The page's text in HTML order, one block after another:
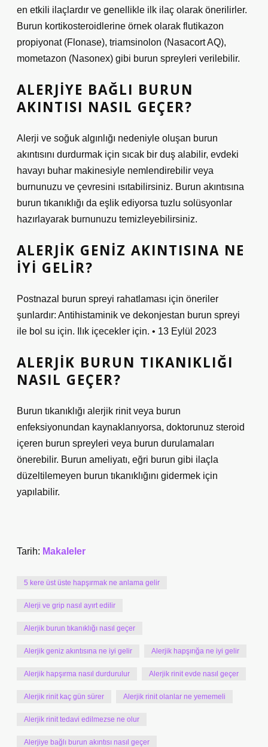
en etkili ilaçlardır ve genellikle ilk ilaç olarak önerilirler.
Burun kortikosteroidlerine örnek olarak flutikazon
propiyonat (Flonase), triamsinolon (Nasacort AQ),
mometazon (Nasonex) gibi burun spreyleri verilebilir.
ALERJIYE BAĞLI BURUN
AKINTISI NASIL GEÇER?
Alerji ve soğuk algınlığı nedeniyle oluşan burun
akıntısını durdurmak için sıcak bir duş alabilir, evdeki
havayı buhar makinesiyle nemlendirebilir veya
burnunuzu ve çevresini ısıtabilirsiniz. Burun akıntısına
burun tıkanıklığı da eşlik ediyorsa tuzlu solüsyonlar
hazırlayarak burnunuzu temizleyebilirsiniz.
ALERJIK GENIZ AKINTISINA NE
IYI GELIR?
Postnazal burun spreyi rahatlaması için öneriler
şunlardır: Antihistaminik ve dekonjestan burun spreyi
ile bol su için. Ilık içecekler için. • 13 Eylül 2023
ALERJIK BURUN TIKANIKLIĞI
NASIL GEÇER?
Burun tıkanıklığı alerjik rinit veya burun
enfeksiyonundan kaynaklanıyorsa, doktorunuz steroid
içeren burun spreyleri veya burun durulamaları
önerebilir. Burun ameliyatı, eğri burun gibi ilaçla
düzeltilemeyen burun tıkanıklığını gidermek için
yapılabilir.
Tarih: Makaleler
5 kere üst üste hapşırmak ne anlama gelir
Alerji ve grip nasıl ayırt edilir
Alerjik burun tıkanıklığı nasıl geçer
Alerjik geniz akıntısına ne iyi gelir Alerjik hapşırığa ne iyi gelir
Alerjik hapşırma nasıl durdurulur Alerjik rinit evde nasıl geçer
Alerjik rinit kaç gün sürer Alerjik rinit olanlar ne yememeli
Alerjik rinit tedavi edilmezse ne olur
Alerjiye bağlı burun akıntısı nasıl geçer